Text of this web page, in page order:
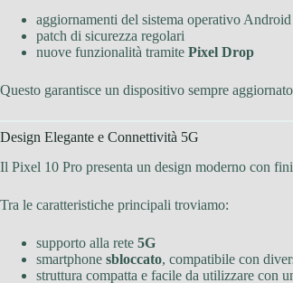
aggiornamenti del sistema operativo Android
patch di sicurezza regolari
nuove funzionalità tramite Pixel Drop
Questo garantisce un dispositivo sempre
Design Elegante e Connettività 5G
Il Pixel 10 Pro presenta un design moderno con
Tra le caratteristiche principali troviamo:
supporto alla rete 5G
smartphone sbloccato, compatibile con
struttura compatta e facile da utilizzare con